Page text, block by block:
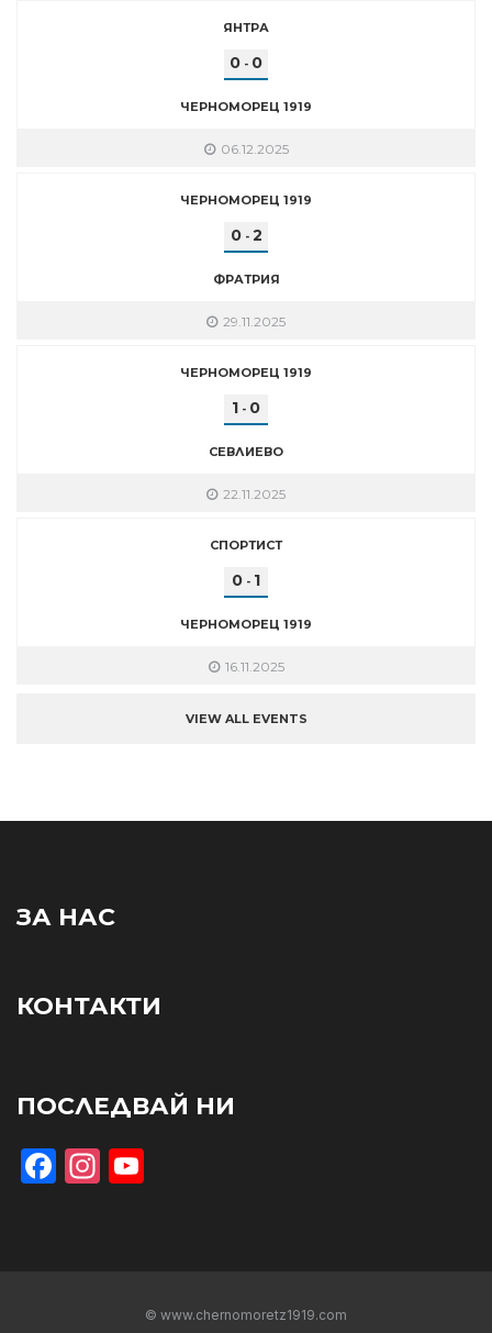
ЯНТРА
0 - 0
ЧЕРНОМОРЕЦ 1919
06.12.2025
ЧЕРНОМОРЕЦ 1919
0- 2
ФРАТРИЯ
29.11.2025
ЧЕРНОМОРЕЦ 1919
1 - 0
СЕВЛИЕВО
22.11.2025
СПОРТИСТ
0 - 1
ЧЕРНОМОРЕЦ 1919
16.11.2025
VIEW ALL EVENTS
ЗА НАС
КОНТАКТИ
ПОСЛЕДВАЙ НИ
Facebook
Instagram
© www.chernomoretz1919.com